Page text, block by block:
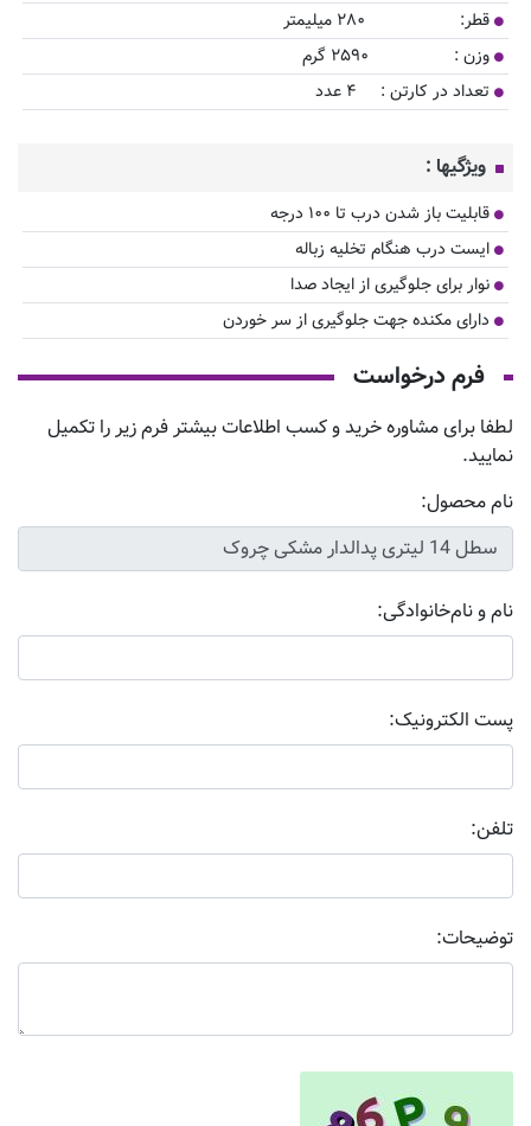
قطر: ۲۸۰ میلیمتر
وزن : ۲۵۹۰ گرم
تعداد در کارتن : ۴ عدد
ویژگیها :
قابلیت باز شدن درب تا ۱۰۰ درجه
ایست درب هنگام تخلیه زباله
نوار برای جلوگیری از ایجاد صدا
دارای مکنده جهت جلوگیری از سر خوردن
فرم درخواست
لطفا برای مشاوره خرید و کسب اطلاعات بیشتر فرم زیر را تکمیل
نمایید.
نام محصول:
نام و نام‌خانوادگی:
پست الکترونیک:
تلفن:
توضیحات: